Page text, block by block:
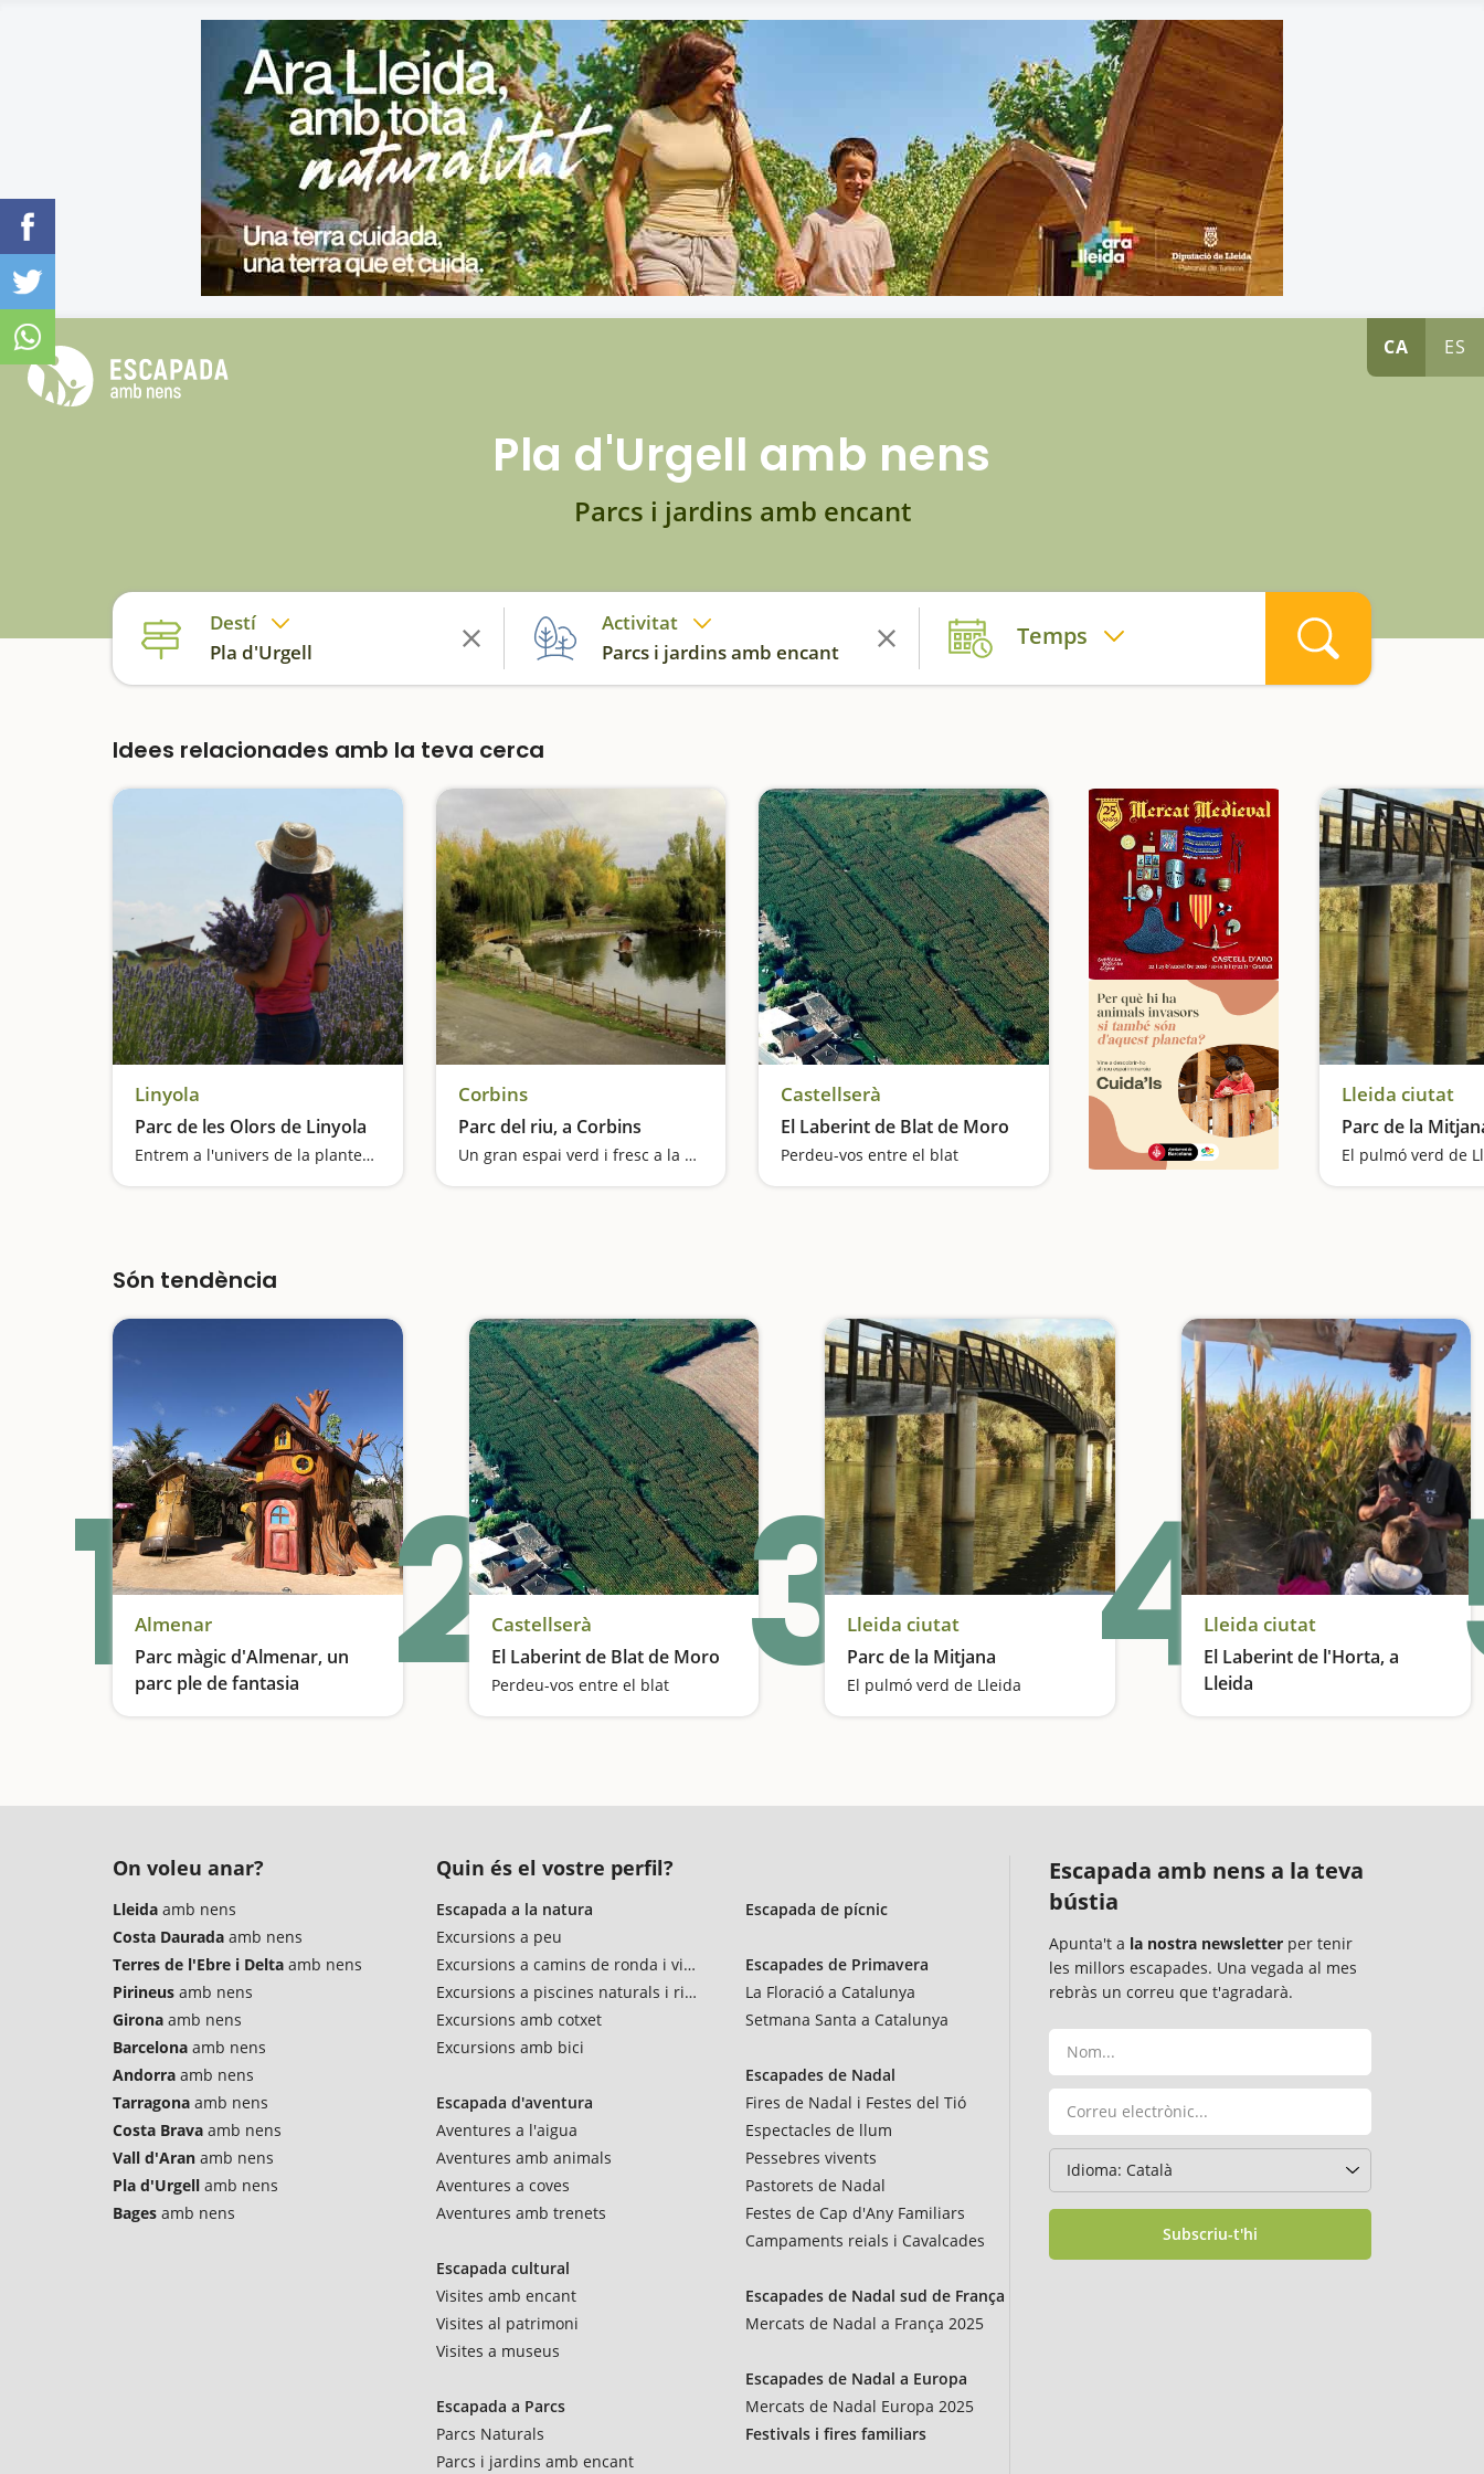
CA ES
Pla d'Urgell amb nens
Parcs i jardins amb encant
Destí
Pla d'Urgell
Activitat
Parcs i jardins amb encant
Temps
Idees relacionades amb la teva cerca
Linyola
Parc de les Olors de Linyola
Entrem a l'univers de la plantes aromàtiques medicinals
Corbins
Parc del riu, a Corbins
Un gran espai verd i fresc a la vora del poble
Castellserà
El Laberint de Blat de Moro
Perdeu-vos entre el blat
Lleida ciutat
Parc de la
El pulmó verd de
Són tendència
1Almenar
Parc màgic d'Almenar, un
parc ple de fantasia
Un parc temàtic d'autèntica fantasia 2Castellserà
El Laberint de Blat de Moro
Perdeu-vos entre el blat 3Lleida ciutat
Parc de la Mitjana
El pulmó verd de Lleida 4Lleida ciutat
El Laberint de l'Horta, a
Lleida
Enmig de camps de cultiu
On voleu anar?
Lleida amb nens
Costa Daurada amb nens
Terres de l'Ebre i Delta amb nens
Pirineus amb nens
Girona amb nens
Barcelona amb nens
Andorra amb nens
Tarragona amb nens
Costa Brava amb nens
Vall d'Aran amb nens
Pla d'Urgell amb nens
Bages amb nens
Quin és el vostre perfil?
Escapada a la natura
Excursions a peu
Excursions a camins de ronda i vies verdes
Excursions a piscines naturals i rius
Excursions amb cotxet
Excursions amb bici
Escapada d'aventura
Aventures a l'aigua
Aventures amb animals
Aventures a coves
Aventures amb trenets
Escapada cultural
Visites amb encant
Visites al patrimoni
Visites a museus
Escapada a Parcs
Parcs Naturals
Parcs i jardins amb encant
Escapada de pícnic
Escapades de Primavera
La Floració a Catalunya
Setmana Santa a Catalunya
Escapades de Nadal
Fires de Nadal i Festes del Tió
Espectacles de llum
Pessebres vivents
Pastorets de Nadal
Festes de Cap d'Any Familiars
Campaments reials i Cavalcades
Escapades de Nadal sud de França
Mercats de Nadal a França 2025
Escapades de Nadal a Europa
Mercats de Nadal Europa 2025
Festivals i fires familiars
Escapada amb nens a la teva
bústia
Apunta't a la nostra newsletter per tenir
les millors escapades. Una vegada al mes
rebràs un correu que t'agradarà.
Subscriu-t'hi